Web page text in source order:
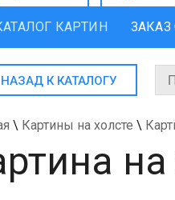
КАРТИН
НАЗАД К КАТАЛОГУ
\ Картины на холсте \